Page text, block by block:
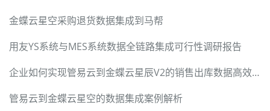
金蝶云星空采购退货数据集成到马帮
用友YS系统与MES系统数据全链路集成可行性调研报告
企业如何实现管易云到金蝶云星辰V2的销售出库数据高效集成
管易云到金蝶云星空的数据集成案例解析